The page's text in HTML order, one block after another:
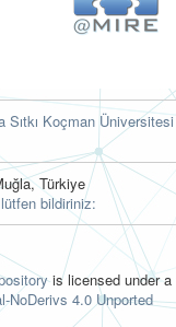
Sıtkı Koçman Üniversitesi
Türkiye
bildiriniz:
is licensed under a
NoDerivs 4.0 Unported